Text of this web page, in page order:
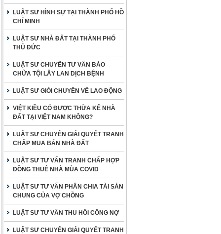
LUẬT SƯ HÌNH SỰ TẠI THÀNH PHỐ HỒ
CHÍ MINH
LUẬT SƯ NHÀ ĐẤT TẠI THÀNH PHỐ
THỦ ĐỨC
LUẬT SƯ CHUYÊN TƯ VẤN BÀO
CHỮA TỘI LÂY LAN DỊCH BỆNH
LUẬT SƯ GIỎI CHUYÊN VỀ LAO ĐỘNG
VIỆT KIỀU CÓ ĐƯỢC THỪA KẾ NHÀ
ĐẤT TẠI VIỆT NAM KHÔNG?
LUẬT SƯ CHUYÊN GIẢI QUYẾT TRANH
CHẤP MUA BÁN NHÀ ĐẤT
LUẬT SƯ TƯ VẤN TRANH CHẤP HỢP
ĐỒNG THUÊ NHÀ MÙA COVID
LUẬT SƯ TƯ VẤN PHÂN CHIA TÀI SẢN
CHUNG CỦA VỢ CHỒNG
LUẬT SƯ TƯ VẤN THU HỒI CÔNG NỢ
LUẬT SƯ CHUYÊN GIẢI QUYẾT TRANH